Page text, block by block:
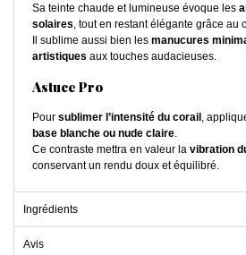
Sa teinte chaude et lumineuse évoque les
solaires, tout en restant élégante grâce au
Il sublime aussi bien les manucures
artistiques aux touches audacieuses.
Astuce Pro
Pour sublimer l’intensité du corail ,
base blanche ou nude claire.
Ce contraste mettra en valeur la vibration
conservant un rendu doux et équilibré.
Ingrédients
Avis